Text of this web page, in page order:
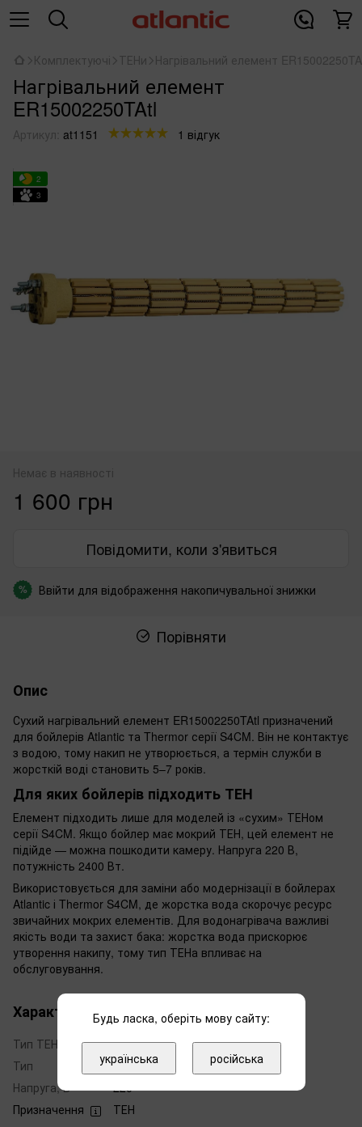
Комплектуючі ТЕНи Нагрівальний елемент
Нагрівальний елемент
ER15002250TAtl
Артикул: at1151 1 відгук
2
3
Немає в наявності
1 600 грн
Повідомити, коли з'явиться
% Ввійти для відображення накопичувальної знижки
Порівняти
Опис
Сухий нагрівальний елемент ER15002250TAtl призначений
для бойлерів Atlantic та Thermor серії S4CM. Він не контактує
з водою, тому накип не утворюється, а термін служби в
жорсткій воді становить 5–7 років.
Для яких бойлерів підходить ТЕН
Елемент підходить лише для моделей із «сухим» ТЕНом
серії S4CM. Якщо бойлер має мокрий ТЕН, цей елемент не
підійде — можна пошкодити камеру. Напруга 220 В,
потужність 2400 Вт.
Використовується для заміни або модернізації в бойлерах
Atlantic і Thermor S4CM, де жорстка вода скорочує ресурс
звичайних мокрих елементів. Для водонагрівача важливі
якість води та захист бака: жорстка вода прискорює
утворення накипу, тому тип ТЕНа впливає на
обслуговування.
Характеристики
Тип ТЕНа
сухий
Тип
Нагрівальний елемент
Напруга, В
220
Призначення
ТЕН
Будь ласка, оберіть мову сайту:
українська російська